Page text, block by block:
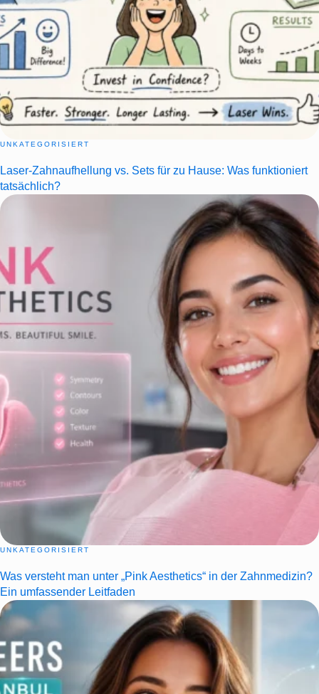
UNKATEGORISIERT
Laser-Zahnaufhellung vs. Sets für zu Hause: Was funktioniert
tatsächlich?
UNKATEGORISIERT
Was versteht man unter „Pink Aesthetics“ in der Zahnmedizin?
Ein umfassender Leitfaden